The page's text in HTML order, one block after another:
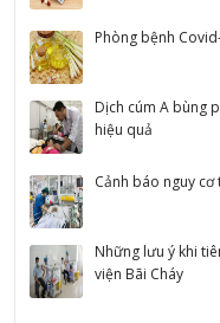
Phòng bệnh
Dịch cúm A bùng
hiệu quả
Cảnh báo nguy
Những lưu ý khi
viện Bãi Cháy